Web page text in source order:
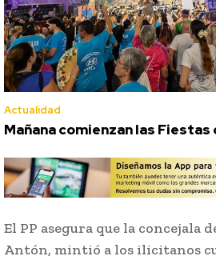
Actualidad
Mañana comienzan las Fiestas
El PP asegura que la concejala
Antón, mintió a los ilicitanos